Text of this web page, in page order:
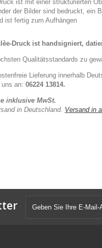
ist mit einer strukturierten
der Bilder sind bedruckt, ein
ist fertig zum Aufhängen
Druck ist handsigniert,
Qualitätsstandards zu
Lieferung innerhalb
uns an: 06224 13814.
inklusive MwSt.
in Deutschland. Versand in